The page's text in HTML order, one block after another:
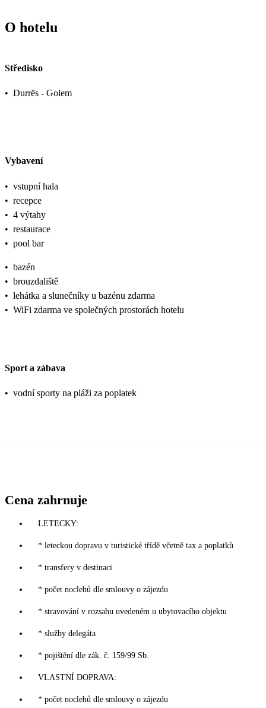
O hotelu
Středisko
• Durrës - Golem
Vybavení
• vstupní hala
• recepce
• 4 výtahy
• restaurace
• pool bar
• bazén
• brouzdaliště
• lehátka a slunečníky u bazénu zdarma
• WiFi zdarma ve společných prostorách hotelu
Sport a zábava
• vodní sporty na pláži za poplatek
Cena zahrnuje
LETECKY:
* leteckou dopravu v turistické třídě včetně tax a poplatků
* transfery v destinaci
* počet noclehů dle smlouvy o zájezdu
* stravování v rozsahu uvedeném u ubytovacího objektu
* služby delegáta
* pojištění dle zák. č. 159/99 Sb.
VLASTNÍ DOPRAVA:
* počet noclehů dle smlouvy o zájezdu